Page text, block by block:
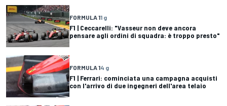
FORMULA 11 g
F1 | Ceccarelli: "Vasseur non deve ancora
pensare agli ordini di squadra: è troppo presto"
FORMULA 14 g
F1 | Ferrari: cominciata una campagna acquisti
con l'arrivo di due ingegneri dell'area telaio